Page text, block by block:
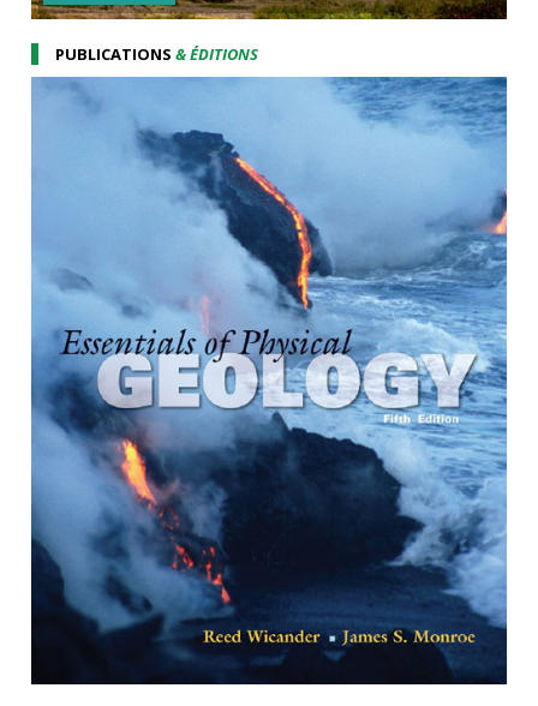
PUBLICATIONS& ÉDITIONS